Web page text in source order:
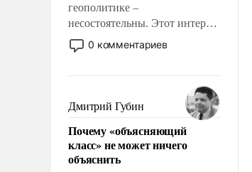
геополитике –
несостоятельны. Этот интерес
рационален и прагматичен. Он
обусловлен тысячелетним
фундаментальным знанием,
что мировая политика имеет
свойство заявляться на порог
нашего дома.
0 комментариев
Дмитрий Губин
Почему «объясняющий
класс» не может ничего
объяснить